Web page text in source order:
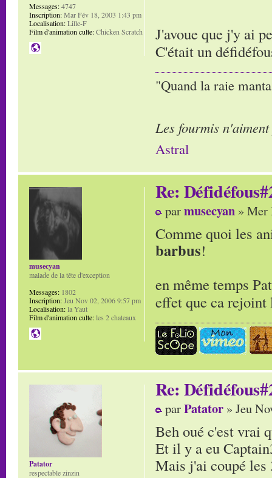
J'avoue que j'y ai
C'était un
"Quand la raie
Les fourmis
Astral
Messages:4747
Inscription:Mar Fév 18, 2003 1:43 pm
Localisation:Lille-F
Film d'animation culte:Chicken Scratch
Re:
parmusecyan » Mer
Comme quoi les
barbus!
en même temps
effet que ca
musecyan
malade de la tête d'exception
Messages: 1802
Inscription:Jeu Nov 02, 2006 9:57 pm
Localisation:la Yaut
Film d'animation culte:les 2 chateaux
Re:
parPatator » Jeu
Beh oué c'est vrai
Et il y a eu
Mais j'ai coupé
Patator
respectable zinzin